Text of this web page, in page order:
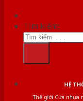
Tìm kiếm:
HỆ
Thế giới Cửa nhựa